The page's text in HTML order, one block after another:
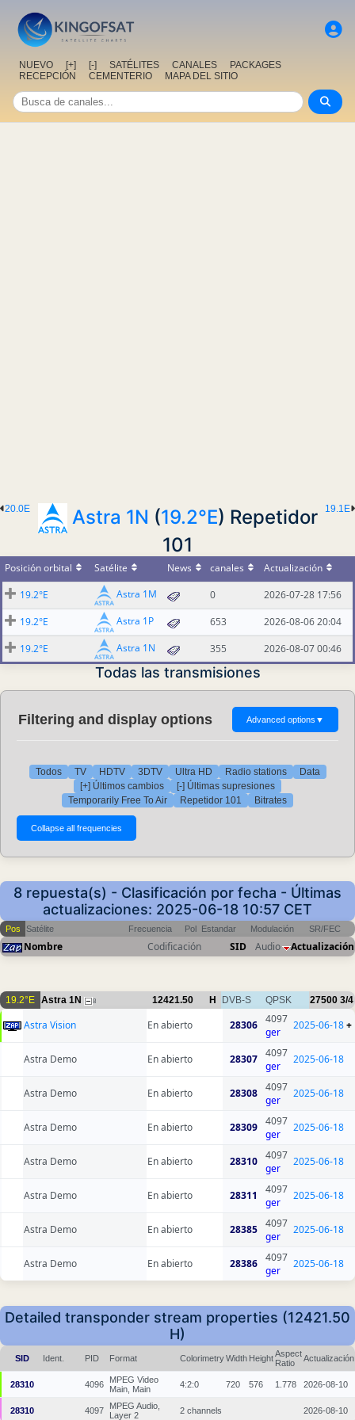
NUEVO [+] [-] SATÉLITES CANALES
PACKAGES
RECEPCIÓN
CEMENTERIO MAPA DEL SITIO
19.1E
20.0E Astra 1N (19.2°E) Repetidor
101
Posición orbital Satélite News canales
Actualización
19.2°E
Astra 1M 0
2026-07-28 17:56
19.2°E
Astra 1P 653
2026-08-06 20:04
19.2°E
Astra 1N 355 2026-08-07 00:46
Todas las transmisiones
Filtering and display options Advanced options ▼
Todos TV HDTV 3DTV Ultra HD Radio stations
Data
[+] Últimos cambios
[-] Últimas supresiones
Temporarily Free To Air
Repetidor 101 Bitrates
8 repuesta(s) - Clasificación por fecha - Últimas
actualizaciones: 2025-06-18 10:57 CET
Pos Satélite Frecuencia Pol Estandar Modulación SR/FEC
Nombre Codificación SID Audio Actualización
19.2°E Astra 1N 8 12421.50 H DVB-S QPSK 27500 3/4
Astra Vision En abierto 28306 4097
ger
2025-06-18+
Astra Demo En abierto 28307 4097
ger
2025-06-18
Astra Demo En abierto 28308 4097
ger
2025-06-18
Astra Demo En abierto 28309 4097
ger
2025-06-18
Astra Demo En abierto 28310 4097
ger
2025-06-18
Astra Demo En abierto 28311
4097
ger
2025-06-18
Astra Demo En abierto 28385 4097
ger
2025-06-18
Astra Demo En abierto 28386 4097
ger
2025-06-18
Detailed transponder stream properties (12421.50
H)
SID Ident. PID Format ColorimetryWidth HeightAspect
Ratio
Actualización
28310 4096
MPEG Video
Main, Main
4:2:0 720 576 1.778 2026-08-10
28310 4097
MPEG Audio,
Layer 2
2 channels 2026-08-10